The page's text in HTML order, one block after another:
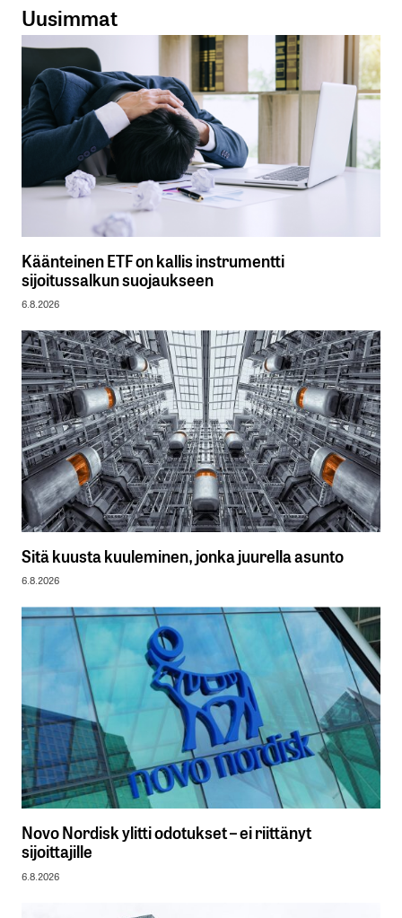
Uusimmat
Käänteinen ETF on kallis instrumentti
sijoitussalkun suojaukseen
6.8.2026
Sitä kuusta kuuleminen, jonka juurella asunto
6.8.2026
Novo Nordisk ylitti odotukset – ei riittänyt
sijoittajille
6.8.2026